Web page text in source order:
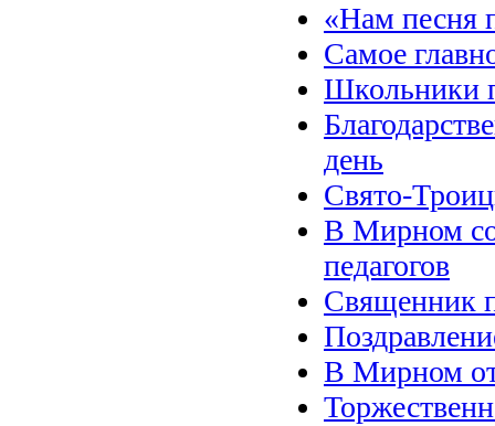
«Нам песня
Самое
Школьники
день
Свято-
В Мирном
педагогов
Священник
В Мирном